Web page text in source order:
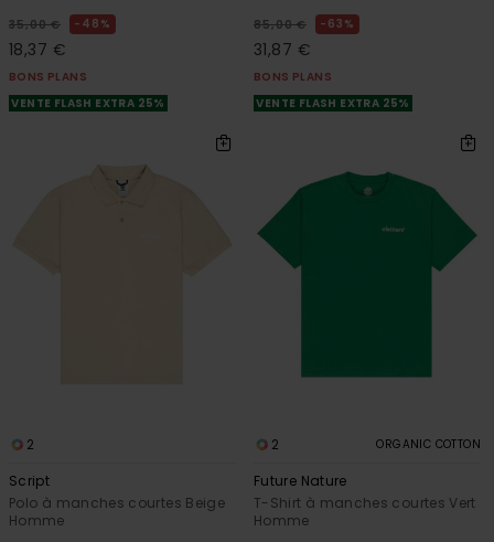
35,00 € 48%
18,37 €
BONS PLANS
VENTE FLASH EXTRA 25%
85,00 € 63%
31,87 €
BONS PLANS
VENTE FLASH EXTRA 25%
2
Script
Polo à manches courtes Beige
Homme
2 ORGANIC COTTON
Future Nature
T-Shirt à manches courtes Vert
Homme